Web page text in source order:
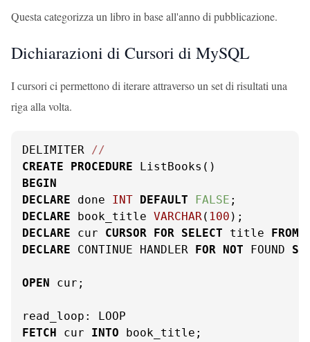
Questa categorizza un libro in base all'anno di pubblicazione.
Dichiarazioni di Cursori di MySQL
I cursori ci permettono di iterare attraverso un set di risultati una
riga alla volta.
DELIMITER //
CREATE
PROCEDURE
BEGIN
DECLARE done INT DEFAULT FALSE
DECLARE book_title VARCHAR( 100
DECLARE cur CURSOR FOR SELECT title FROM
DECLARE CONTINUE HANDLER FOR NOT FOUND
OPEN cur;
FETCH cur INTO book_title;